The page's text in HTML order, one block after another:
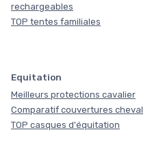
rechargeables
TOP tentes familiales
Equitation
Meilleurs protections cavalier
Comparatif couvertures cheval
TOP casques d'équitation